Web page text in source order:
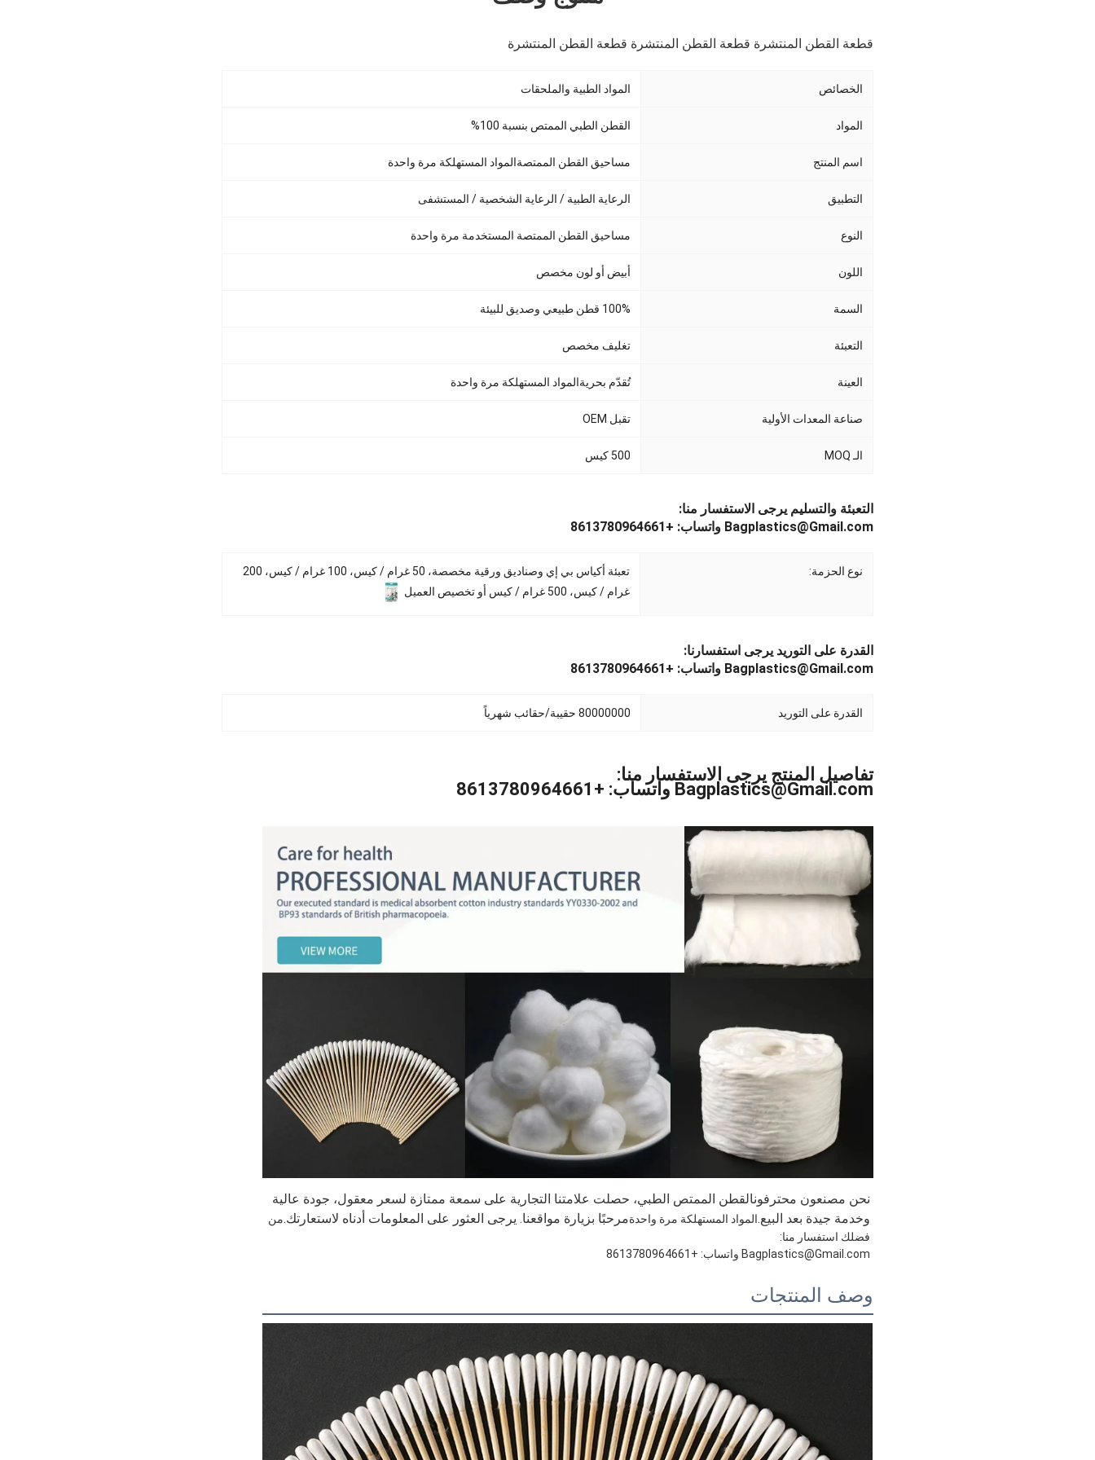
قطعة القطن المنتشرة قطعة القطن المنتشرة قطعة القطن المنتشرة
الخصائص المواد الطبية والملحقات
المواد القطن الطبي الممتص بنسبة 100%
اسم المنتج مساحيق القطن الممتصةالمواد المستهلكة مرة واحدة
التطبيق الرعاية الطبية / الرعاية الشخصية / المستشفى
النوع مساحيق القطن الممتصة المستخدمة مرة واحدة
اللون أبيض أو لون مخصص
السمة 100% قطن طبيعي وصديق للبيئة
التعبئة تغليف مخصص
العينة تُقدّم بحريةالمواد المستهلكة مرة واحدة
صناعة المعدات الأولية تقبل OEM
الـ MOQ 500 كيس
التعبئة والتسليم يرجى الاستفسار منا:
Bagplastics@Gmail.com واتساب: +8613780964661
نوع الحزمة:
تعبئة أكياس بي إي وصناديق ورقية مخصصة، 50 غرام / كيس، 100 غرام / كيس، 200
غرام / كيس، 500 غرام / كيس أو تخصيص العميل
القدرة على التوريد يرجى استفسارنا:
Bagplastics@Gmail.com واتساب: +8613780964661
القدرة على التوريد 80000000 حقيبة/حقائب شهرياً
تفاصيل المنتج يرجى الاستفسار منا:
Bagplastics@Gmail.com واتساب: +8613780964661
نحن مصنعون محترفونالقطن الممتص الطبي
وخدمة جيدة بعد البيع.المواد المستهلكة مرة واحدةمرحبًا بزيارة مواقعنا. يرجى العثور على المعلومات أدناه لاستعارتك.
فضلك استفسار منا:
Bagplastics@Gmail.com واتساب: +8613780964661
وصف المنتجات